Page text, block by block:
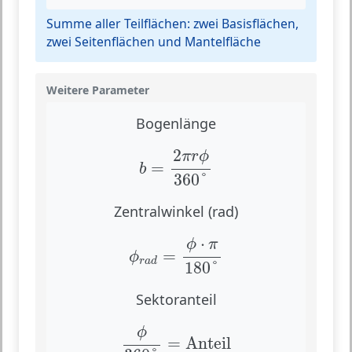
Summe aller Teilflächen: zwei Basisflächen,
zwei Seitenflächen und Mantelfläche
Weitere Parameter
Bogenlänge
b =
2πrϕ
360°
πrϕ360
Zentralwinkel (rad)
ϕrad =
ϕ ⋅ π
180°
ϕ⋅π 180
Sektoranteil
ϕ
= Anteil
360